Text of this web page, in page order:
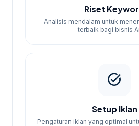
Riset
Analisis mendalam untuk
terbaik bagi bisnis
task_alt
Setup Iklan
Pengaturan iklan yang optimal